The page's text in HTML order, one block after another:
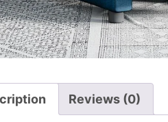
Reviews (0)